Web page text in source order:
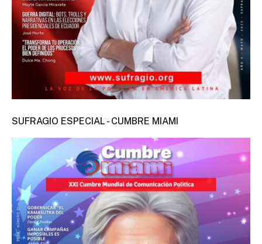
SUFRAGIO ESPECIAL - CUMBRE MIAMI